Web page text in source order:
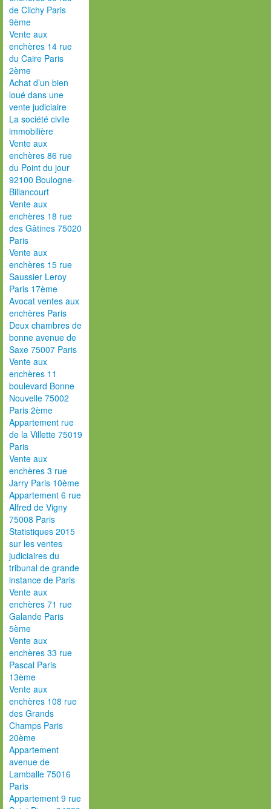
de Clichy Paris
9ème
Vente aux
enchères 14 rue
du Caire Paris
2ème
Achat d’un bien
loué dans une
vente judiciaire
La société civile
immobilière
Vente aux
enchères 86 rue
du Point du jour
92100 Boulogne-
Billancourt
Vente aux
enchères 18 rue
des Gâtines 75020
Paris
Vente aux
enchères 15 rue
Saussier Leroy
Paris 17ème
Avocat ventes aux
enchères Paris
Deux chambres de
bonne avenue de
Saxe 75007 Paris
Vente aux
enchères 11
boulevard Bonne
Nouvelle 75002
Paris 2ème
Appartement rue
de la Villette 75019
Paris
Vente aux
enchères 3 rue
Jarry Paris 10ème
Appartement 6 rue
Alfred de Vigny
75008 Paris
Statistiques 2015
sur les ventes
judiciaires du
tribunal de grande
instance de Paris
Vente aux
enchères 71 rue
Galande Paris
5ème
Vente aux
enchères 33 rue
Pascal Paris
13ème
Vente aux
enchères 108 rue
des Grands
Champs Paris
20ème
Appartement
avenue de
Lamballe 75016
Paris
Appartement 9 rue